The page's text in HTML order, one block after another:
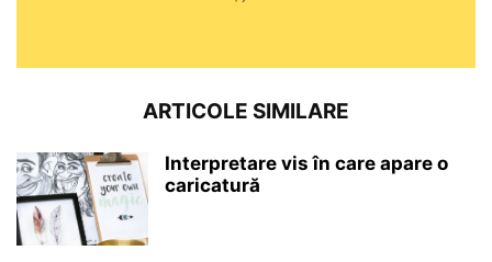
ARTICOLE SIMILARE
Interpretare vis în care apare o
caricatură